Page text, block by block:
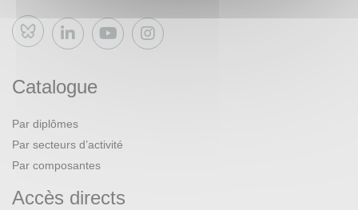
Bluesky
Catalogue
Par diplômes
Par secteurs d’activité
Par composantes
Accès directs